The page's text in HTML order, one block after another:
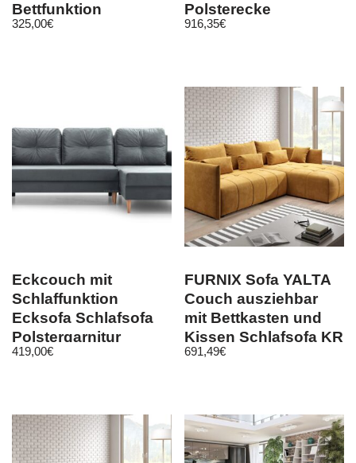
Bettfunktion
Schlaffunktion
325,00€
Polsterecke
Eckcouch
916,35€
Eckcouch mit
Schlaffunktion
Ecksofa Schlafsofa
Polstergarnitur
Wohnzimmer Carl
419,00€
FURNIX Sofa YALTA
Couch ausziehbar
mit Bettkasten und
Kissen Schlafsofa KR
01
691,49€